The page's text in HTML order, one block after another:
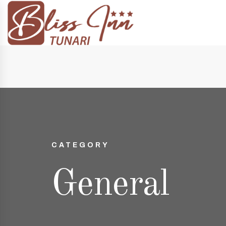
și 20:00 +40 74998 8808| e-mail:
CATEGORY
General